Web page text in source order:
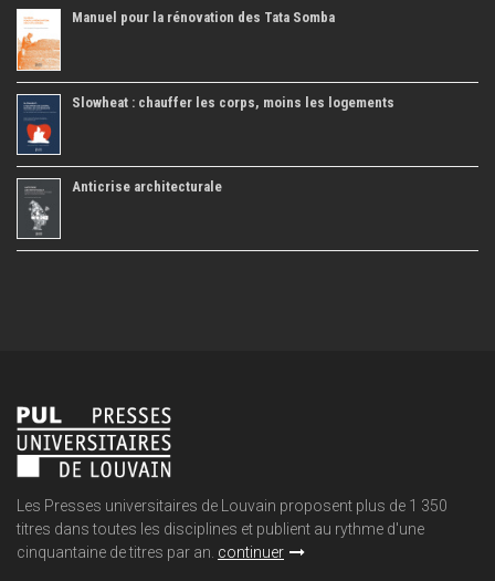
Manuel pour la rénovation des Tata Somba
Slowheat : chauffer les corps, moins les logements
Anticrise architecturale
Les Presses universitaires de Louvain proposent plus de 1 350
titres dans toutes les disciplines et publient au rythme d'une
cinquantaine de titres par an. continuer